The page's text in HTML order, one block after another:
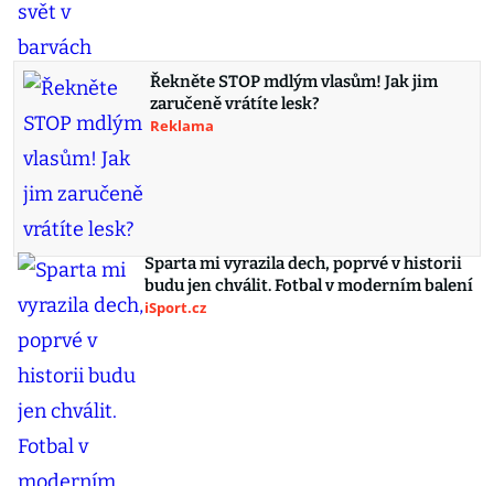
Řekněte STOP mdlým vlasům! Jak jim
zaručeně vrátíte lesk?
Reklama
Sparta mi vyrazila dech, poprvé v historii
budu jen chválit. Fotbal v moderním balení
iSport.cz